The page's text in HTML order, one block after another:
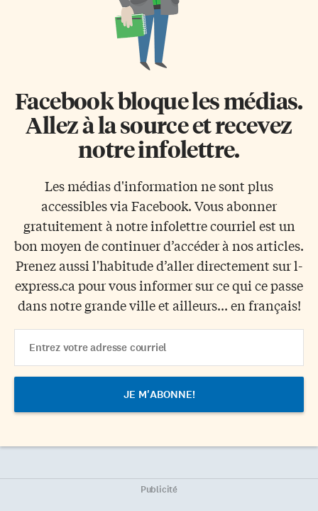
Facebook bloque les médias.
Allez à la source et recevez
notre infolettre.
Les médias d'information ne sont plus
accessibles via Facebook. Vous abonner
gratuitement à notre infolettre courriel est un
bon moyen de continuer d’accéder à nos articles.
Prenez aussi l'habitude d’aller directement sur l-
express.ca pour vous informer sur ce qui ce passe
dans notre grande ville et ailleurs... en français!
Address
Publicité